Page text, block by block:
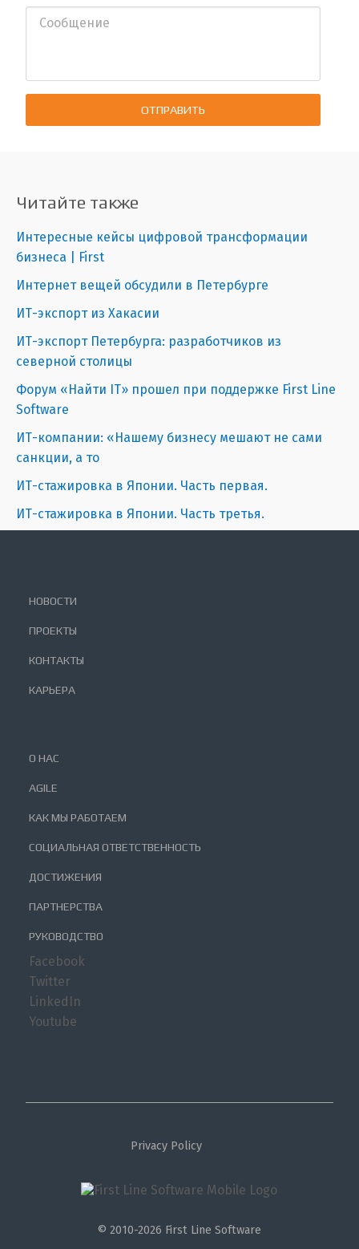
ОТПРАВИТЬ
Читайте также
Интересные кейсы цифровой трансформации
бизнеса | First
Интернет вещей обсудили в Петербурге
ИТ-экспорт из Хакасии
ИТ-экспорт Петербурга: разработчиков из
северной столицы
Форум «Найти IT» прошел при поддержке First Line
Software
ИТ-компании: «Нашему бизнесу мешают не сами
санкции, а то
ИТ-стажировка в Японии. Часть первая.
ИТ-стажировка в Японии. Часть третья.
НОВОСТИ
ПРОЕКТЫ
КОНТАКТЫ
КАРЬЕРА
О НАС
AGILE
КАК МЫ РАБОТАЕМ
СОЦИАЛЬНАЯ ОТВЕТСТВЕННОСТЬ
ДОСТИЖЕНИЯ
ПАРТНЕРСТВА
РУКОВОДСТВО
Facebook
Twitter
LinkedIn
Youtube
Privacy Policy
© 2010-2026 First Line Software